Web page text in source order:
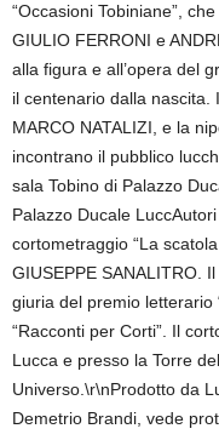
“Occasioni Tobiniane”,
GIULIO FERRONI e
alla figura e all’opera del
il centenario dalla nascita.
MARCO NATALIZI, e la
incontrano il pubblico
sala Tobino di Palazzo
Palazzo Ducale
cortometraggio “La
GIUSEPPE SANALITRO.
giuria del premio letterario
“Racconti per Corti”. Il
Lucca e presso la Torre
Universo.\r\nProdotto da
Demetrio Brandi, vede